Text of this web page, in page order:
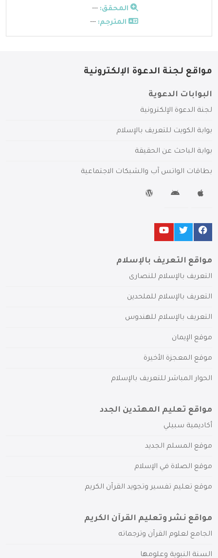
المحقق: ---
المترجم: ---
مواقع لجنة الدعوة الإلكترونية
البوابات الدعوية
لجنة الدعوة الإلكترونية
بوابة الكويت للتعريف بالإسلام
بوابة الباحث عن الحقيقة
بطاقات الواتس آب والشبكات الاجتماعية
مواقع التعريف بالإسلام
التعريف بالإسلام للنصارى
التعريف بالإسلام للملحدين
التعريف بالإسلام للهندوس
موقع الإيمان
موقع المعجزة الأخيرة
الحوار المباشر للتعريف بالإسلام
مواقع تعليم المهتدين الجدد
أكاديمية سبيلي
موقع المسلم الجديد
موقع الصلاة في الإسلام
موقع تعليم تفسير وتجويد القرآن الكريم
مواقع نشر وتعليم القرآن الكريم
الجامع لعلوم القرآن وترجماته
السنة النبوية وعلومها